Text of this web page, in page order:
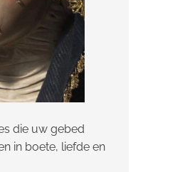
die uw gebed
in boete, liefde en